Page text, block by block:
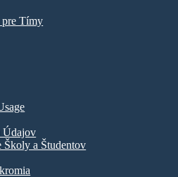
pre Tímy
Údajov
Školy a Študentov